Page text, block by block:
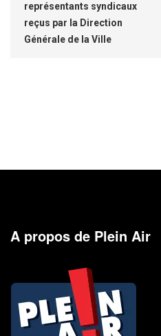
représentants syndicaux
reçus par la Direction
Générale de la Ville
A propos de Plein Air